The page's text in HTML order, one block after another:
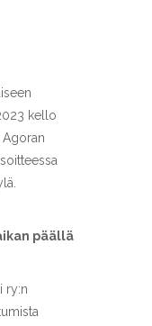
kello
Agoran
päällä
ry:n